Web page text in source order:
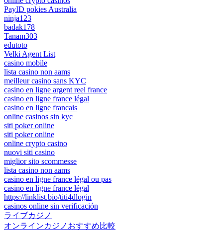
PayID pokies Australia
ninja123
badak178
Tanam303
edutoto
Velki Agent List
casino mobile
lista casino non aams
meilleur casino sans KYC
casino en ligne argent reel france
casino en ligne france légal
casino en ligne francais
online casinos sin kyc
siti poker online
siti poker online
online crypto casino
nuovi siti casino
miglior sito scommesse
lista casino non aams
casino en ligne france légal ou pas
casino en ligne france légal
https://linklist.bio/titi4dlogin
casinos online sin verificación
ライブカジノ
オンラインカジノおすすめ比較